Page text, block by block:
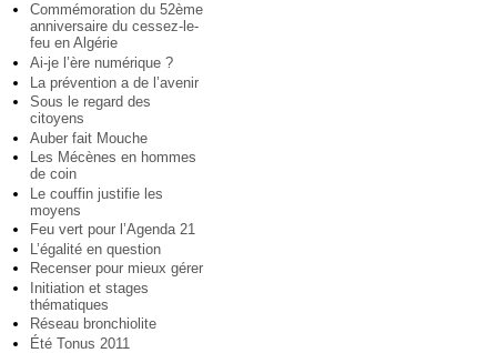
Commémoration du 52ème
anniversaire du cessez-le-
feu en Algérie
Ai-je l’ère numérique ?
La prévention a de l’avenir
Sous le regard des
citoyens
Auber fait Mouche
Les Mécènes en hommes
de coin
Le couffin justifie les
moyens
Feu vert pour l’Agenda 21
L’égalité en question
Recenser pour mieux gérer
Initiation et stages
thématiques
Réseau bronchiolite
Été Tonus 2011